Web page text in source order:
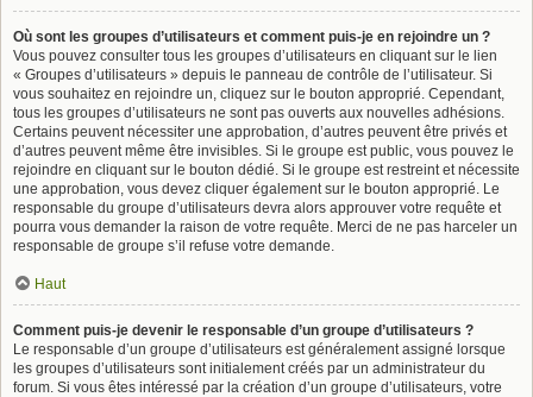
Où sont les groupes d’utilisateurs et comment puis-je en rejoindre un ?
Vous pouvez consulter tous les groupes d’utilisateurs en cliquant sur le lien
« Groupes d’utilisateurs » depuis le panneau de contrôle de l’utilisateur. Si
vous souhaitez en rejoindre un, cliquez sur le bouton approprié. Cependant,
tous les groupes d’utilisateurs ne sont pas ouverts aux nouvelles adhésions.
Certains peuvent nécessiter une approbation, d’autres peuvent être privés et
d’autres peuvent même être invisibles. Si le groupe est public, vous pouvez le
rejoindre en cliquant sur le bouton dédié. Si le groupe est restreint et nécessite
une approbation, vous devez cliquer également sur le bouton approprié. Le
responsable du groupe d’utilisateurs devra alors approuver votre requête et
pourra vous demander la raison de votre requête. Merci de ne pas harceler un
responsable de groupe s’il refuse votre demande.
Haut
Comment puis-je devenir le responsable d’un groupe d’utilisateurs ?
Le responsable d’un groupe d’utilisateurs est généralement assigné lorsque
les groupes d’utilisateurs sont initialement créés par un administrateur du
forum. Si vous êtes intéressé par la création d’un groupe d’utilisateurs, votre